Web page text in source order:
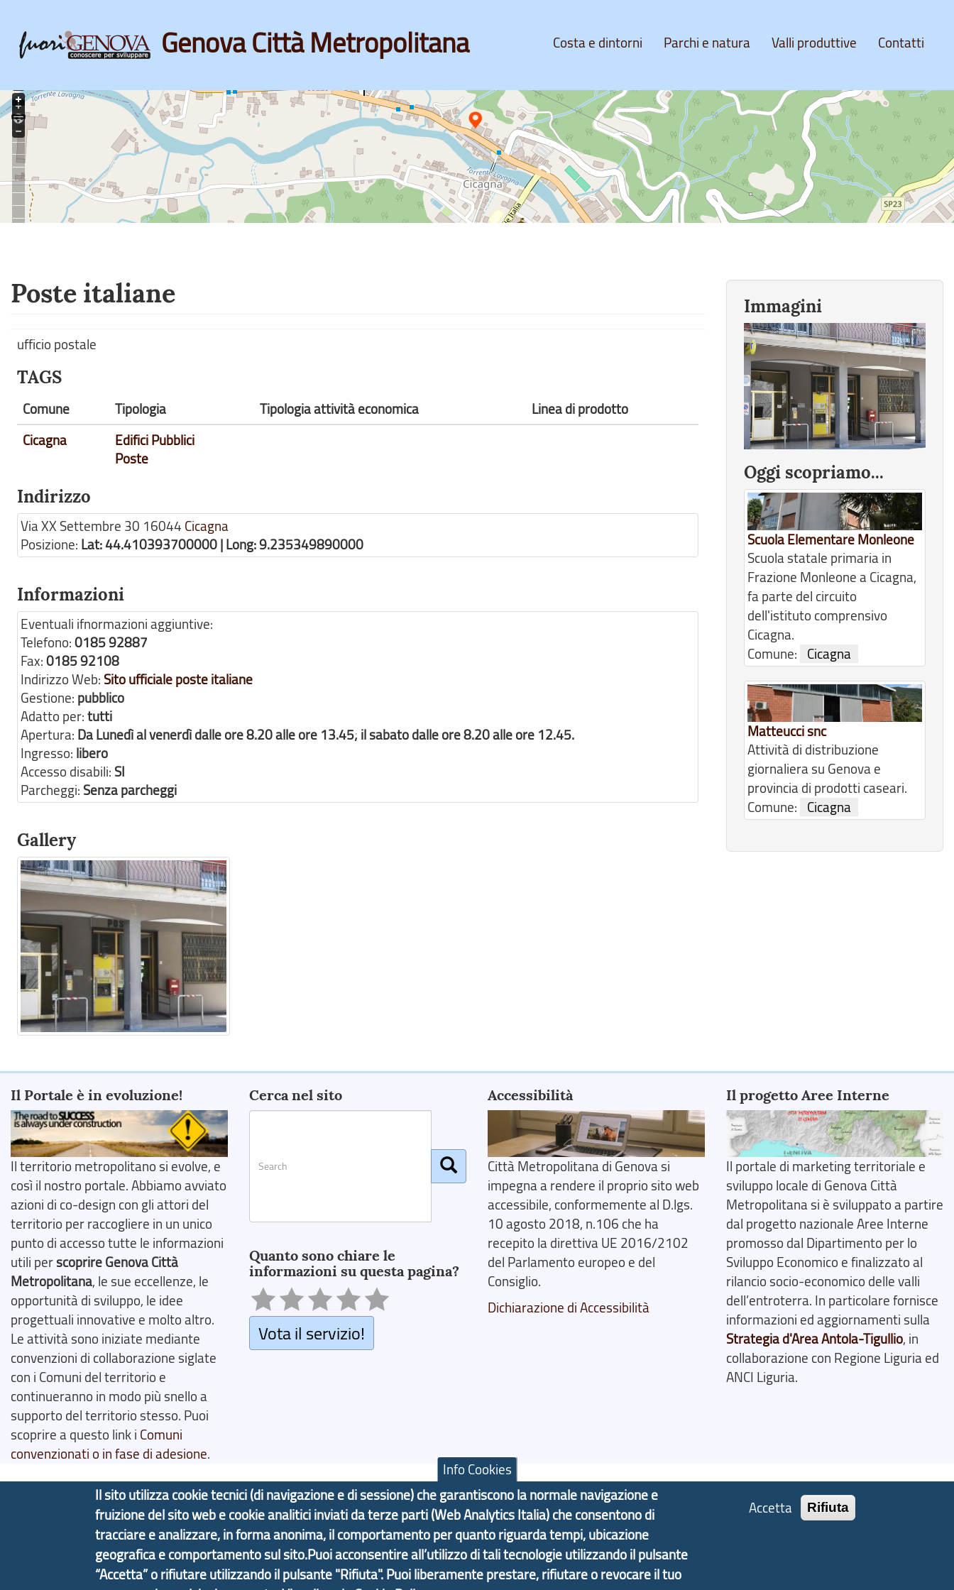
Skip
main
content
Genova Città Metropolitana Costa e dintorni Parchi e natura Valli produttive Contatti
Poste italiane
ufficio postale
TAGS
Comune Tipologia Tipologia attività economica
Linea di prodotto
Cicagna
Edifici Pubblici
Poste
Indirizzo
Via XX Settembre 30 16044 Cicagna
Posizione: Lat: 44.410393700000 | Long: 9.235349890000
Informazioni
Eventuali ifnormazioni aggiuntive:
Telefono:0185 92887
Fax:0185 92108
Indirizzo Web: Sito ufficiale poste italiane
Gestione: pubblico
Adatto per:tutti
Apertura: Da Lunedì al venerdì dalle ore 8.20 alle ore 13.45; il sabato dalle ore 8.20 alle ore 12.45.
Ingresso: libero
Accesso disabili: SI
Parcheggi: Senza parcheggi
Gallery
Immagini
Oggi scopriamo...
Scuola Elementare Monleone
Scuola statale primaria in
Frazione Monleone a Cicagna,
fa parte del circuito
dell'istituto comprensivo
Cicagna.
Comune:
Cicagna
Matteucci snc
Attività di distribuzione
giornaliera su Genova e
provincia di prodotti caseari.
Comune:
Cicagna
Il Portale è in evoluzione!
Il territorio metropolitano si evolve, e
così il nostro portale. Abbiamo avviato
azioni di co-design con gli attori del
territorio per raccogliere in un unico
punto di accesso tutte le informazioni
utili perscoprire Genova Città
Metropolitana, le sue eccellenze, le
opportunità di sviluppo, le idee
progettuali innovative e molto altro.
Le attività sono iniziate mediante
convenzioni di collaborazione siglate
con i Comuni del territorio e
continueranno in modo più snello a
supporto del territorio stesso. Puoi
scoprire a questo link i Comuni
convenzionati o in fase di adesione.
Cerca nel sito
Quanto sono chiare le
informazioni su questa pagina?
Vota il servizio!
Accessibilità
Città Metropolitana di Genova si
impegna a rendere il proprio sito web
accessibile, conformemente al D.lgs.
10 agosto 2018, n.106 che ha
recepito la direttiva UE 2016/2102
del Parlamento europeo e del
Consiglio.
Dichiarazione di Accessibilità
Il progetto Aree Interne
Il portale di marketing territoriale e
sviluppo locale di Genova Città
Metropolitana si è sviluppato a partire
dal progetto nazionale Aree Interne
promosso dal Dipartimento per lo
Sviluppo Economico e finalizzato al
rilancio socio-economico delle valli
dell’entroterra. In particolare fornisce
informazioni ed aggiornamenti sulla
Strategia d'Area Antola-Tigullio, in
collaborazione con Regione Liguria ed
ANCI Liguria.
Copyright © 2017 Città metropolitana di Genova | CF: 80007350103
Tecnologie e Accessibilità
Privacy Note Legali Contatti Statistiche Area Riservata
Info Cookies
Il sito utilizza cookie tecnici (di navigazione e di sessione) che garantiscono la normale navigazione e
fruizione del sito web e cookie analitici inviati da terze parti (Web Analytics Italia) che consentono di
tracciare e analizzare, in forma anonima, il comportamento per quanto riguarda tempi, ubicazione
geografica e comportamento sul sito.Puoi acconsentire all’utilizzo di tali tecnologie utilizzando il pulsante
“Accetta” o rifiutare utilizzando il pulsante "Rifiuta". Puoi liberamente prestare, rifiutare o revocare il tuo
Accetta Rifiuta